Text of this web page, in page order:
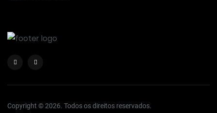
Copyright © 2026. Todos os direitos reservados.